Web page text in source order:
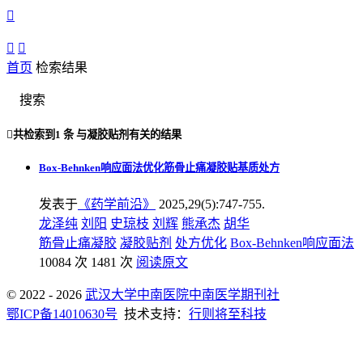

 
首页 检索结果
搜索
共检索到 1 条与凝胶贴剂有关的结果
Box-Behnken响应面法优化筋骨止痛凝胶贴基质处方
发表于 《药学前沿》
2025,29(5):747-755.
龙泽纯 刘阳 史琼枝 刘辉 熊承杰 胡华
筋骨止痛凝胶 凝胶贴剂 处方优化 Box-Behnken响应面法
10084 次 1481 次 阅读原文
© 2022 - 2026 武汉大学中南医院中南医学期刊社
鄂ICP备14010630号 技术支持： 行则将至科技